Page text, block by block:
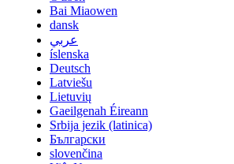
Bai Miaowen
dansk
عربي
íslenska
Deutsch
Latviešu
Lietuvių
Gaeilgenah Éireann
Srbija jezik (latinica)
Български
slovenčina